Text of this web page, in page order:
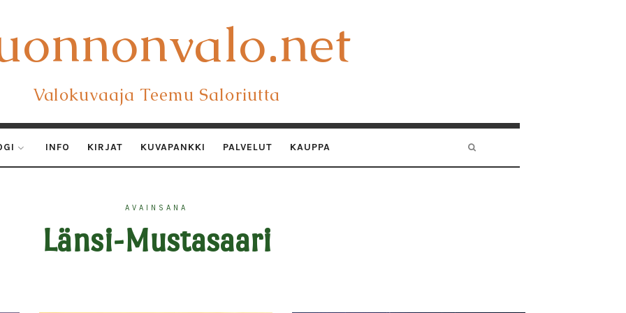
Valokuvaaja Teemu Saloriutta
INFO KIRJAT KUVAPANKKI PALVELUT KAUPPA
AVAINSANA
Länsi-Mustasaari